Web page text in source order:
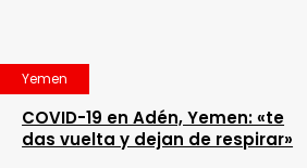
Yemen
COVID-19 en Adén, Yemen: «te
das vuelta y dejan de respirar»